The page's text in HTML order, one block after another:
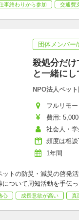
事終わりから参加 交通費
団体メンバー
殺処分だ
と一緒に
NPO法人ペッ
フルリモ
費用:
社会人・
頻度は相談
1年間
トの防災・減災の啓発
ついて周知活動を手伝
心 成長意欲が高い 真